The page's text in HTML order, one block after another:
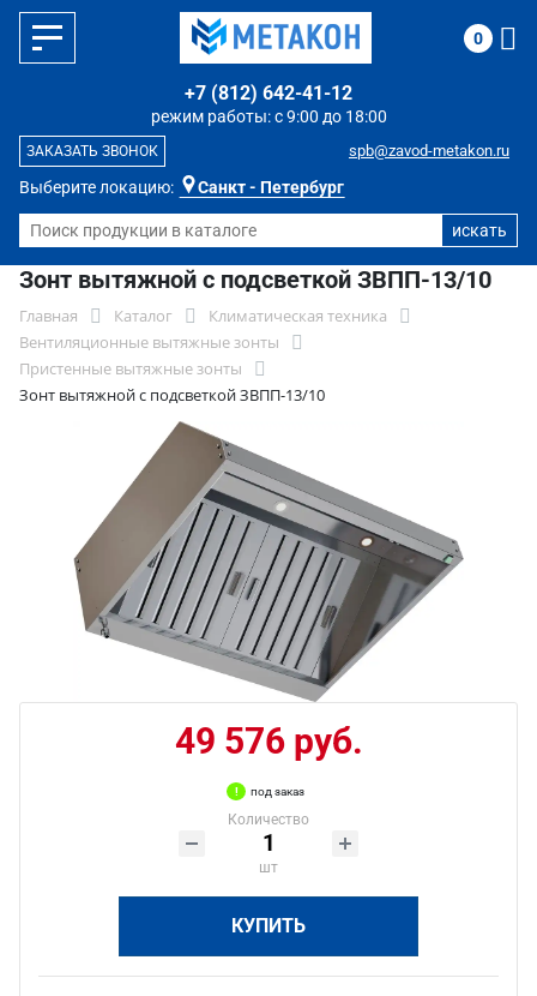
Выберите локацию: Санкт - Петербург
режим работы: с 9:00 до 18:00
+7 (812) 642-41-12
spb@zavod-metakon.ru
ЗАКАЗАТЬ ЗВОНОК
0
Зонт вытяжной с подсветкой ЗВПП-13/10
Главная Каталог
Климатическая техника
Вентиляционные вытяжные зонты
Пристенные вытяжные зонты
Зонт вытяжной с подсветкой ЗВПП-13/10
49 576 руб.
под заказ
Количество
шт
КУПИТЬ